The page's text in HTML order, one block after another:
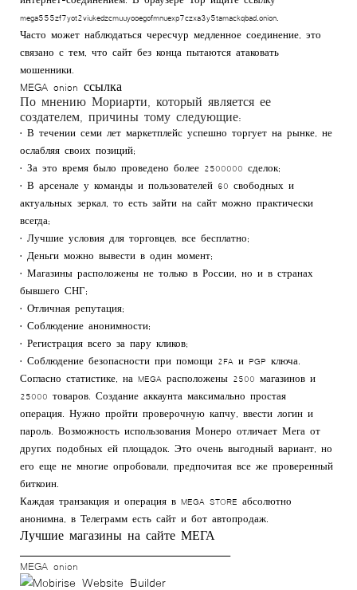
mega555zf7yot2viukedzcmuuyooegofmnuexp7czxa3y5tamackqbad.onion.
Часто может наблюдаться чересчур медленное соединение, это
связано с тем, что сайт без конца пытаются атаковать
мошенники.
MEGA onion ссылка
По мнению Мориарти, который является ее
создателем, причины тому следующие:
• В течении семи лет маркетплейс успешно торгует на рынке, не
ослабляя своих позиций;
• За это время было проведено более 2500000 сделок;
• В арсенале у команды и пользователей 60 свободных и
актуальных зеркал, то есть зайти на сайт можно практически
всегда;
• Лучшие условия для торговцев, все бесплатно;
• Деньги можно вывести в один момент;
• Магазины расположены не только в России, но и в странах
бывшего СНГ;
• Отличная репутация;
• Соблюдение анонимности;
• Регистрация всего за пару кликов;
• Соблюдение безопасности при помощи 2FA и PGP ключа.
Согласно статистике, на MEGA расположены 2500 магазинов и
25000 товаров. Создание аккаунта максимально простая
операция. Нужно пройти проверочную капчу, ввести логин и
пароль. Возможность использования Монеро отличает Мега от
других подобных ей площадок. Это очень выгодный вариант, но
его еще не многие опробовали, предпочитая все же проверенный
биткоин.
Каждая транзакция и операция в MEGA STORE абсолютно
анонимна, в Телеграмм есть сайт и бот автопродаж.
Лучшие магазины на сайте МЕГА
MEGA onion